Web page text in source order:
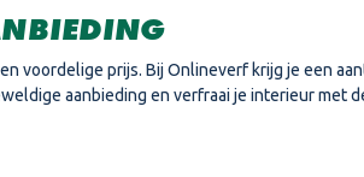
voordelige prijs. Bij Onlineverf krijg je een
aanbieding en verfraai je interieur met